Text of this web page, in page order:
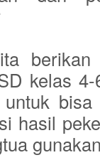
kelas
untuk
hasil